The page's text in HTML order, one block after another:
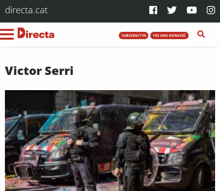
directa.cat
SUBSCRIU-T'HI FES UNA DONACIÓ
Victor Serri